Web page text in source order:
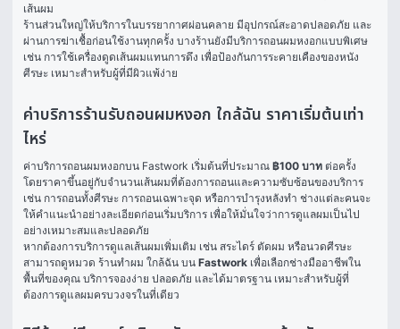
เส้นผม
ร้านส่วนใหญ่ให้บริการในบรรยากาศผ่อนคลาย มีอุปกรณ์สะอาดปลอดภัย และ
ผ่านการฆ่าเชื้อก่อนใช้งานทุกครั้ง บางร้านยังมีบริการถอนผมหงอกแบบพิเศษ
เช่น การใช้เครื่องดูดเส้นผมแทนการดึง เพื่อป้องกันการระคายเคืองของหนัง
ศีรษะ เหมาะสำหรับผู้ที่มีผิวแพ้ง่าย
ค่าบริการร้านรับถอนผมหงอก ใกล้ฉัน ราคาเริ่มต้นเท่า
ไหร่
ค่าบริการถอนผมหงอกบน Fastwork เริ่มต้นที่ประมาณ ฿100 บาท ต่อครั้ง
โดยราคาขึ้นอยู่กับจำนวนเส้นผมที่ต้องการถอนและความซับซ้อนของบริการ
เช่น การถอนทั้งศีรษะ การถอนเฉพาะจุด หรือการบำรุงหลังทำ ช่างแต่ละคนจะ
ให้คำแนะนำอย่างละเอียดก่อนเริ่มบริการ เพื่อให้มั่นใจว่าการดูแลผมเป็นไป
อย่างเหมาะสมและปลอดภัย
หากต้องการบริการดูแลเส้นผมเพิ่มเติม เช่น สระไดร์ ตัดผม หรือนวดศีรษะ
สามารถดูหมวด ร้านทำผม ใกล้ฉัน บน Fastwork เพื่อเลือกช่างมืออาชีพใน
พื้นที่ของคุณ บริการจองง่าย ปลอดภัย และได้มาตรฐาน เหมาะสำหรับผู้ที่
ต้องการดูแลผมครบวงจรในที่เดียว